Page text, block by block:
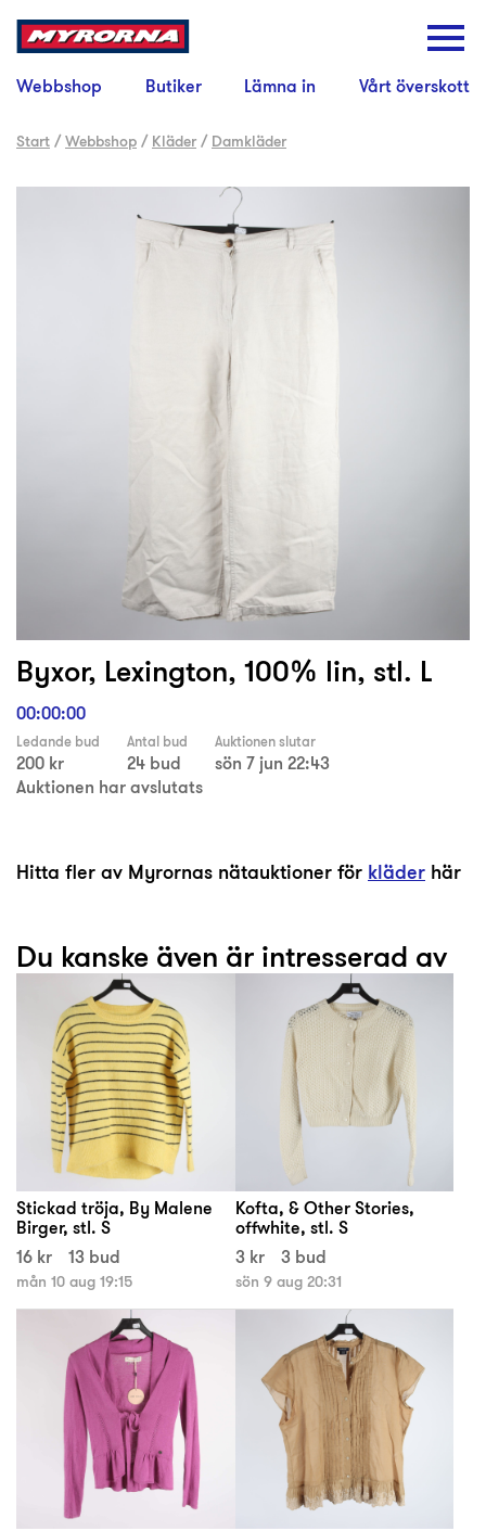
Webbshop Butiker Lämna in Vårt överskott
Start /Webbshop / Kläder / Damkläder
Byxor, Lexington, 100% lin, stl. L
00:00:00
Ledande bud
200 kr
Antal bud
24 bud
Auktionen slutar
sön 7 jun 22:43
Auktionen har avslutats
Hitta fler av Myrornas nätauktioner för kläder här
Du kanske även är intresserad av
Stickad tröja, By Malene
Birger, stl. S
16 kr
13 bud
mån 10 aug 19:15
Kofta, & Other Stories,
offwhite, stl. S
3 kr
3 bud
sön 9 aug 20:31